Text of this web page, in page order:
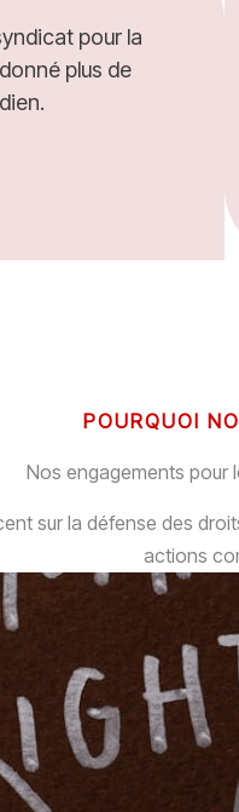
pour la
plus de
POURQUOI
Nos engagements pour
sur la défense des
actions